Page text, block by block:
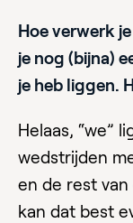
Hoe verwerk je
je nog (bijna)
je heb liggen.
Helaas, “we”
wedstrijden
en de rest
kan dat best